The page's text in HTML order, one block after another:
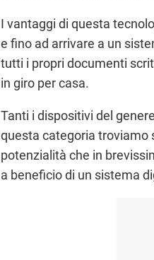
I vantaggi di questa
e fino ad arrivare a un
tutti i propri documenti
in giro per casa.
Tanti i dispositivi del
questa categoria troviamo
potenzialità che in
a beneficio di un sistema